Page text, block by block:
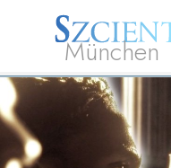
München
L. Ron Hubbard Mi a